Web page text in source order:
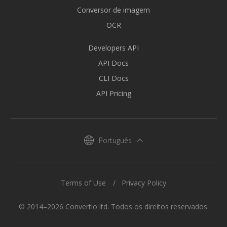
Conversor de imagem
OCR
Developers API
API Docs
CLI Docs
API Pricing
Português
© 2014–2026 Convertio ltd. Todos os direitos reservados.
Terms of Use Privacy Policy